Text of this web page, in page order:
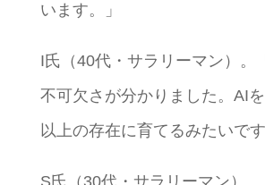
います。」
I氏（40代・サラリーマン）。
不可欠さが分かりました。AI
以上の存在に育てるみたいです